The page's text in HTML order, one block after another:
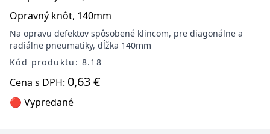
Opravný knôt, 140mm
Na opravu defektov spôsobené klincom, pre diagonálne a
radiálne pneumatiky, dĺžka 140mm
Kód produktu: 8.18
Cena s DPH: 0,63 €
🔴 Vypredané